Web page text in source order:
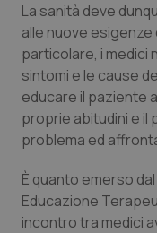
Abruzzo
Basilicata
Calabria
Campania
Emilia-
QS Pro Gold
Artrite &
Asma & BPCO
Car-T
Colesterolo
QS Club
La sanità deve
alle nuove esigenze
particolare, i medici
sintomi e le cause
educare il paziente
proprie abitudini e il
problema ed
È quanto emerso
Educazione
incontro tra medici